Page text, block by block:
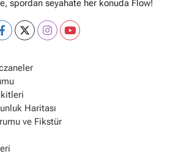
spordan seyahate her konuda Flow!
Haritası
ve Fikstür